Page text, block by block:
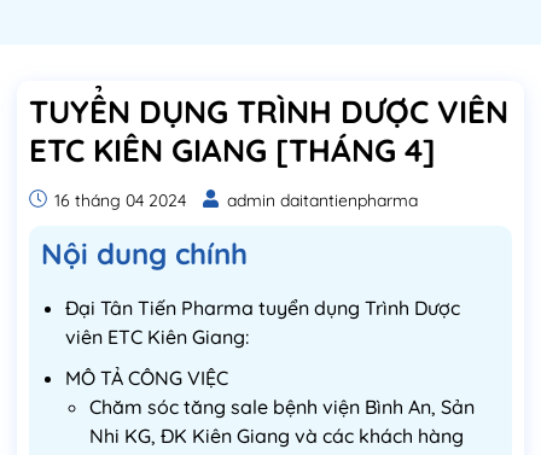
TUYỂN DỤNG TRÌNH DƯỢC VIÊN
ETC KIÊN GIANG [THÁNG 4]
16 tháng 04 2024 admin daitantienpharma
Nội dung chính
Đại Tân Tiến Pharma tuyển dụng Trình Dược
viên ETC Kiên Giang:
MÔ TẢ CÔNG VIỆC
Chăm sóc tăng sale bệnh viện Bình An, Sản
Nhi KG, ĐK Kiên Giang và các khách hàng